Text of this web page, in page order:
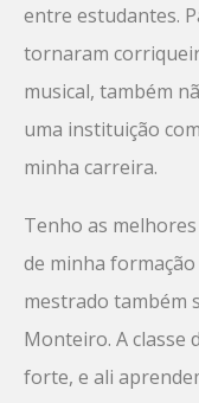
entre estudantes.
tornaram
musical, também
uma instituição
minha carreira.
Tenho as
de minha
mestrado também
Monteiro. A classe
forte, e ali